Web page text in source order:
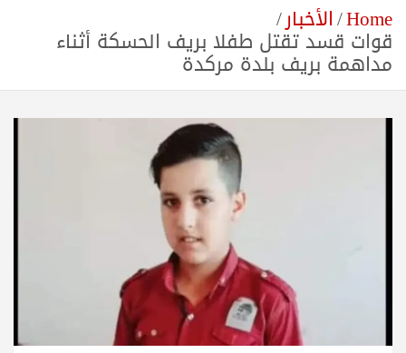
Home الأخبار
قوات قسد تقتل طفلا بريف الحسكة أثناء
مداهمة بريف بلدة مركدة